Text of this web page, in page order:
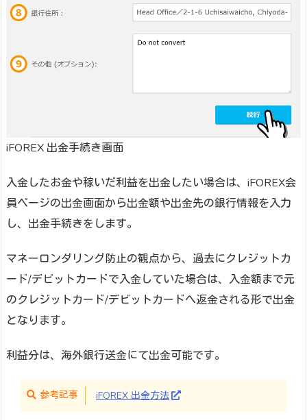
iFOREX 出金手続き画面
入金したお金や稼いだ利益を出金したい場合は、iFOREX会
員ページの出金画面から出金額や出金先の銀行情報を入力
し、出金手続きをします。
マネーロンダリング防止の観点から、過去にクレジットカ
ード/デビットカードで入金していた場合は、入金額まで元
のクレジットカード/デビットカードへ返金される形で出金
となります。
利益分は、海外銀行送金にて出金可能です。
参考記事 iFOREX 出金方法